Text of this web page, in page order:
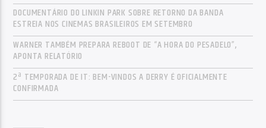
DOCUMENTÁRIO DO LINKIN PARK SOBRE RETORNO DA BANDA
ESTREIA NOS CINEMAS BRASILEIROS EM SETEMBRO
WARNER TAMBÉM PREPARA REBOOT DE “A HORA DO PESADELO”,
APONTA RELATÓRIO
2ª TEMPORADA DE IT: BEM-VINDOS A DERRY É OFICIALMENTE
CONFIRMADA